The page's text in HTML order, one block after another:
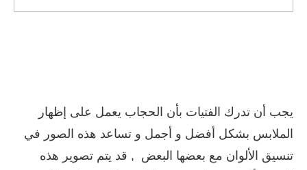
يجب أن تدرك الفتيات بأن الحجاب يعمل على إظهار
الملابس بشكل أفضل و أجمل و تساعد هذه الصور في
تنسيق الألوان مع بعضها البعض , قد يتم تصوير هذه